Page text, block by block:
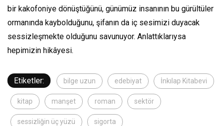
bir kakofoniye dönüştüğünü, günümüz insanının bu gürültüler
ormanında kaybolduğunu, şifanın da iç sesimizi duyacak
sessizleşmekte olduğunu savunuyor. Anlattıklarıysa
hepimizin hikâyesi.
Etiketler: bilge uzun edebiyat İnkılap Kitabevi
kitap manşet roman sektör
sessizliğin üç yüzü sigorta